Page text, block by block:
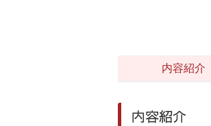
内容紹介
内容紹介